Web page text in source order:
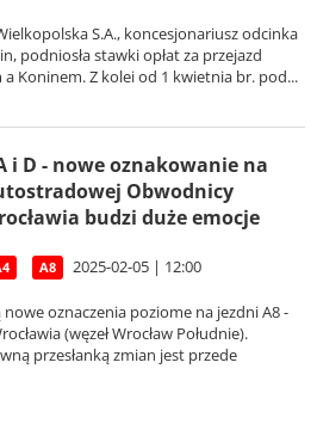
S.A., koncesjonariusz odcinka
podniosła stawki opłat za przejazd
Koninem. Z kolei od 1 kwietnia br. pod...
i D - nowe oznakowanie na
Obwodnicy
budzi duże emocje
A8 2025-02-05 | 12:00
oznaczenia poziome na jezdni A8 -
(węzeł Wrocław Południe).
przesłanką zmian jest przede